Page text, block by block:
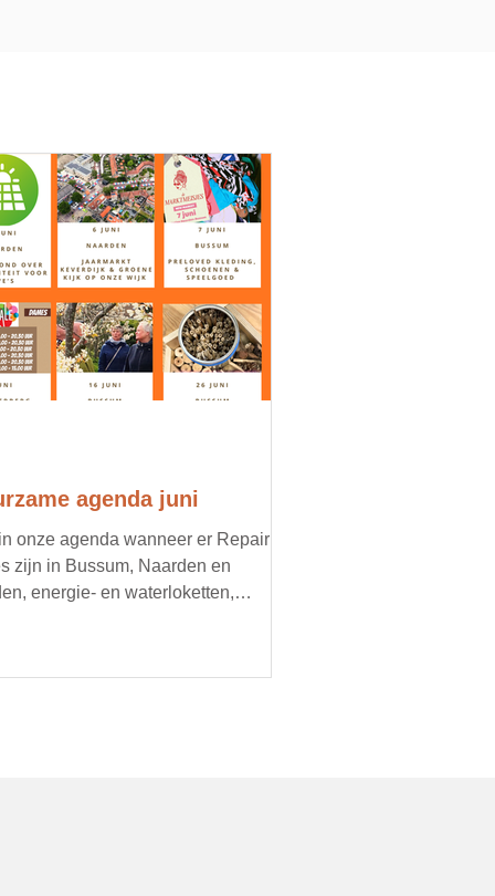
agenda juni
onze agenda wanneer er Repair
zijn in Bussum, Naarden en
energie- en waterloketten,